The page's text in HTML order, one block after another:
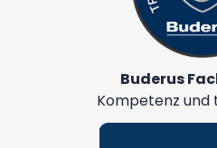
Buderus
Kompetenz und